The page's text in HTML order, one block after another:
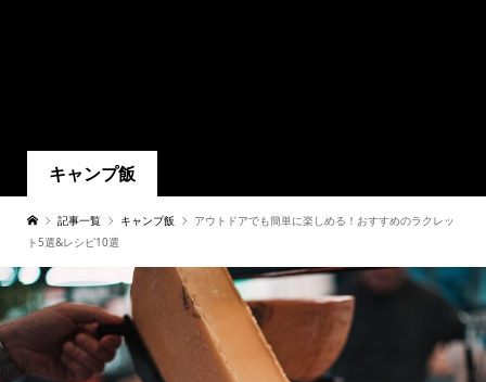
キャンプ飯
記事一覧 キャンプ飯
アウトドアでも簡単に楽しめる！おすすめのラクレッ
ト5選&レシピ10選